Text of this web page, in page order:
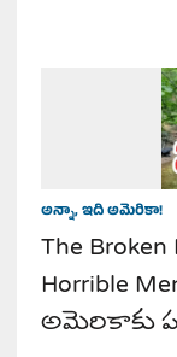
అన్నా, ఇది అమెరికా!
The
Horrible
అమెరికాకు